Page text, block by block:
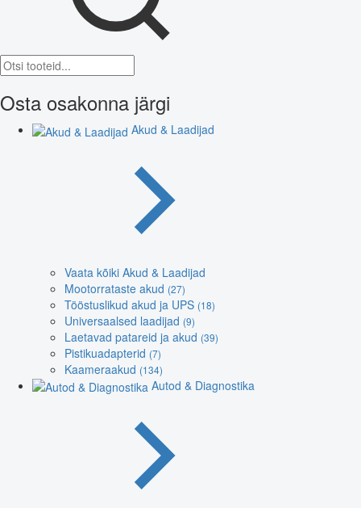
Osta osakonna järgi
Akud & Laadijad
Vaata kõiki Akud & Laadijad
Mootorrataste akud (27)
Tööstuslikud akud ja UPS (18)
Universaalsed laadijad (9)
Laetavad patareid ja akud (39)
Pistikuadapterid (7)
Kaameraakud (134)
Autod & Diagnostika